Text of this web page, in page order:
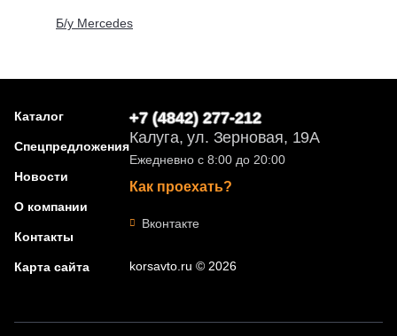
Б/у Mercedes
Каталог
Спецпредложения
Новости
О компании
Контакты
Карта сайта
+7 (4842) 277-212
Калуга, ул. Зерновая, 19А
Ежедневно с 8:00 до 20:00
Как проехать?
Вконтакте
korsavto.ru © 2026